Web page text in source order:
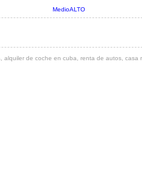
MedioALTO
de coche en cuba, renta de autos,